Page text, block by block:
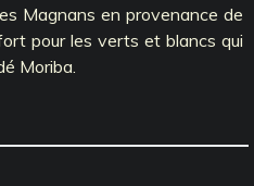
Magnans en provenance de
pour les verts et blancs qui
Moriba.